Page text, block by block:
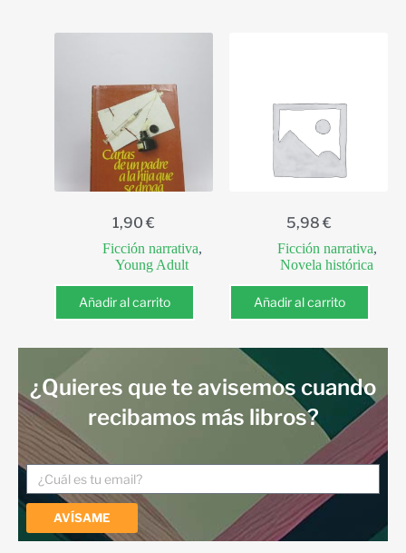
1,90 €
Ficción narrativa,
Young Adult
Añadir al carrito
5,98 €
Ficción narrativa,
Novela histórica
Añadir al carrito
¿Quieres que te avisemos cuando
recibamos más libros?
AVÍSAME